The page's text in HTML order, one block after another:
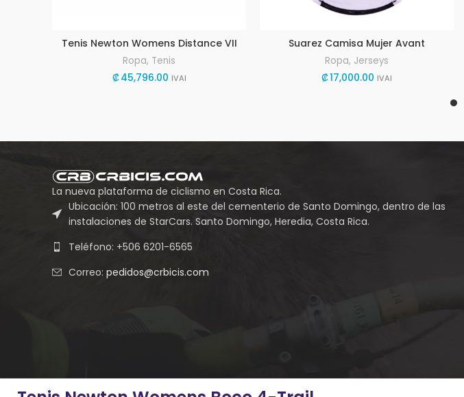
Tenis Newton Womens Distance VII
Ropa, Tenis
₡45,796.00 IVAI
Suarez Camisa Mujer Avant
Ropa, Jerseys
₡17,000.00 IVAI
La nueva plataforma de ciclismo en Costa Rica.
Ubicación: 100 metros al este del cementerio de Santo Domingo, dentro de las
instalaciones de StarCars. Santo Domingo, Heredia, Costa Rica.
Teléfono: +506 6201-6565
Correo: pedidos@crbicis.com